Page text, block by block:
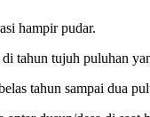
hampir pudar.
tahun tujuh puluhan
tahun sampai dua